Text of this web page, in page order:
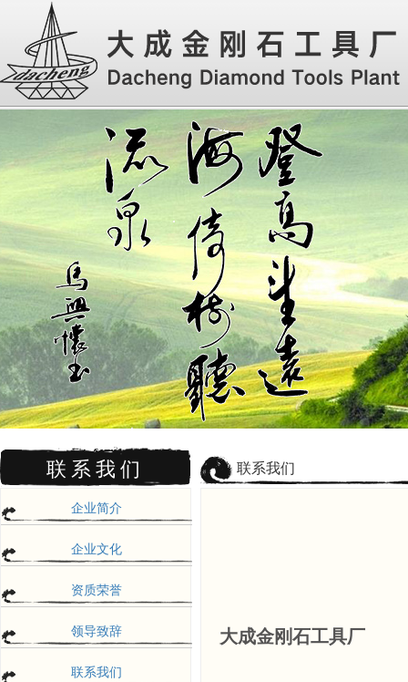
联系我们
企业简介
企业文化
资质荣誉
领导致辞
联系我们
联系我们
大成金刚石工具厂